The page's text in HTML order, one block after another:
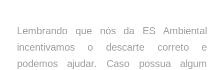
Lembrando que nós da ES Ambiental
incentivamos o descarte correto e
podemos ajudar. Caso possua algum